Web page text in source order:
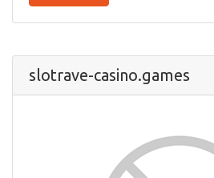
slotrave-casino.games